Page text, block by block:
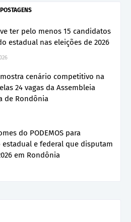
ter pelo menos 15 candidatos
estadual nas eleições de 2026
cenário competitivo na
24 vagas da Assembleia
de Rondônia
do PODEMOS para
estadual e federal que disputam
em Rondônia